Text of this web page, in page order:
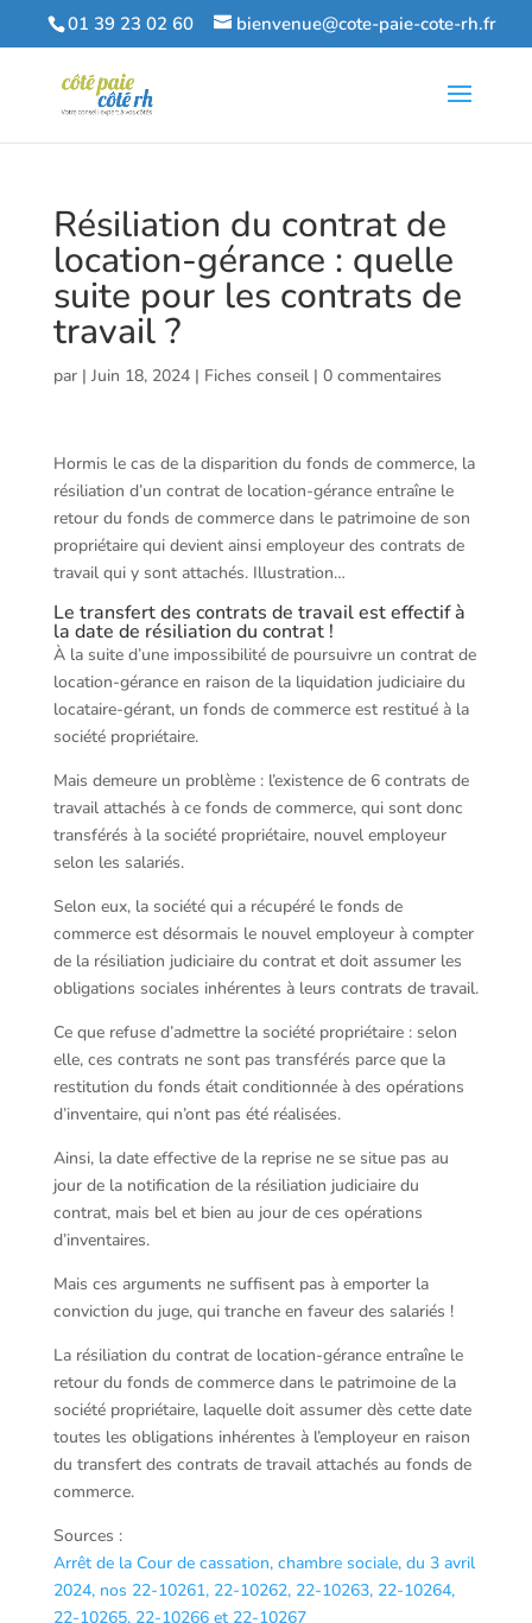
01 39 23 02 60 bienvenue@cote-paie-cote-rh.fr
Résiliation du contrat de
location-gérance : quelle
suite pour les contrats de
travail ?
par | Juin 18, 2024| Fiches conseil| 0 commentaires
Hormis le cas de la disparition du fonds de commerce, la
résiliation d’un contrat de location-gérance entraîne le
retour du fonds de commerce dans le patrimoine de son
propriétaire qui devient ainsi employeur des contrats de
travail qui y sont attachés. Illustration…
Le transfert des contrats de travail est effectif à
la date de résiliation du contrat !
À la suite d’une impossibilité de poursuivre un contrat de
location-gérance en raison de la liquidation judiciaire du
locataire-gérant, un fonds de commerce est restitué à la
société propriétaire.
Mais demeure un problème : l’existence de 6 contrats de
travail attachés à ce fonds de commerce, qui sont donc
transférés à la société propriétaire, nouvel employeur
selon les salariés.
Selon eux, la société qui a récupéré le fonds de
commerce est désormais le nouvel employeur à compter
de la résiliation judiciaire du contrat et doit assumer les
obligations sociales inhérentes à leurs contrats de travail.
Ce que refuse d’admettre la société propriétaire : selon
elle, ces contrats ne sont pas transférés parce que la
restitution du fonds était conditionnée à des opérations
d’inventaire, qui n’ont pas été réalisées.
Ainsi, la date effective de la reprise ne se situe pas au
jour de la notification de la résiliation judiciaire du
contrat, mais bel et bien au jour de ces opérations
d’inventaires.
Mais ces arguments ne suffisent pas à emporter la
conviction du juge, qui tranche en faveur des salariés !
La résiliation du contrat de location-gérance entraîne le
retour du fonds de commerce dans le patrimoine de la
société propriétaire, laquelle doit assumer dès cette date
toutes les obligations inhérentes à l’employeur en raison
du transfert des contrats de travail attachés au fonds de
commerce.
Sources :
Arrêt de la Cour de cassation, chambre sociale, du 3 avril
2024, nos 22-10261, 22-10262, 22-10263, 22-10264,
22-10265, 22-10266 et 22-10267